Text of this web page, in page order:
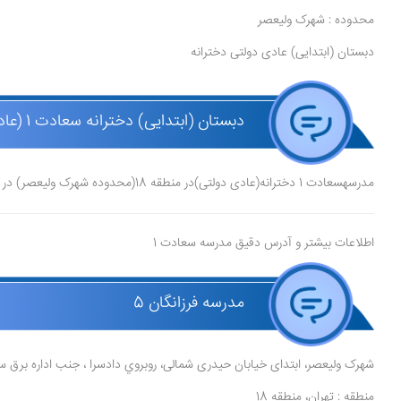
محدوده : شهرک ولیعصر
دبستان (ابتدایی) عادی دولتی دخترانه
دبستان (ابتدایی) دخترانه سعادت 1 (عادی دولتی )
مدرسهسعادت 1 دخترانه(عادی دولتی)در منطقه 18(محدوده شهرک ولیعصر) در شهر تهرانقرار دارد.
اطلاعات بیشتر و آدرس دقیق مدرسه سعادت 1
مدرسه فرزانگان 5
شهرک ولیعصر، ابتدای خیابان حیدری شمالی، روبروي دادسرا ، جنب اداره برق